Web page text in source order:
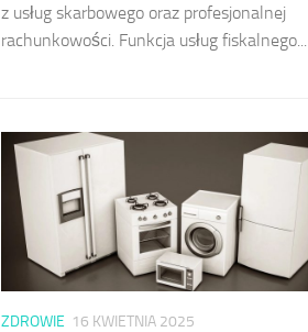
z usług skarbowego oraz profesjonalnej
rachunkowości. Funkcja usług fiskalnego...
ZDROWIE 16 KWIETNIA 2025